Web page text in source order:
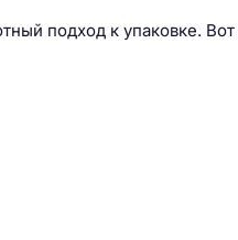
подход к упаковке.